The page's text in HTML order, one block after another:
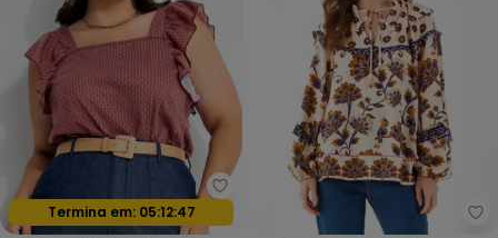
Marguerite - Blusa Mini Floral
Oferta relâmpago
Termina em: 05:12:44